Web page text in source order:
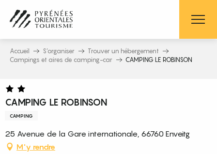
contenu
principal
Accueil S’organiser
Trouver un hébergement
Campings et aires de camping-car
CAMPING LE ROBINSON
CAMPING LE ROBINSON
CAMPING
25 Avenue de la Gare internationale, 66760 Enveitg
M'y rendre